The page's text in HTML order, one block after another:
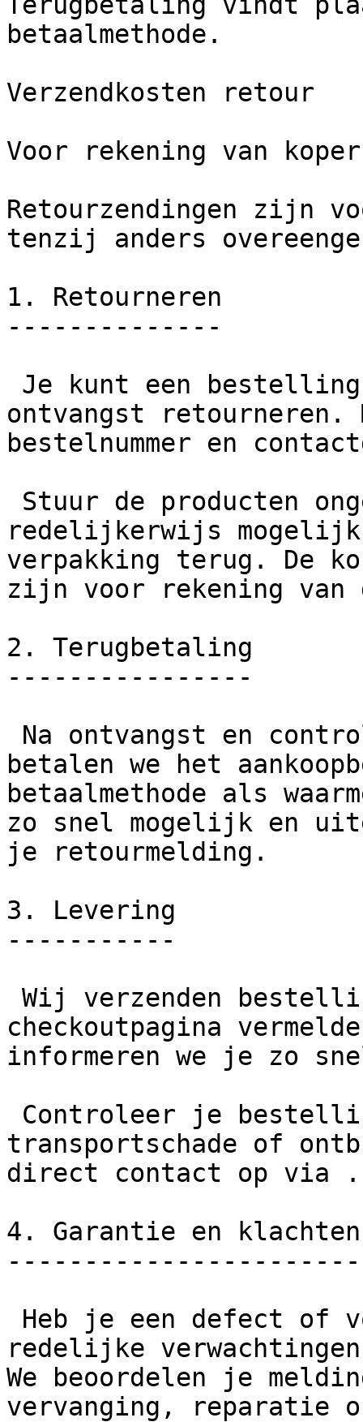
betaalmethode.
Verzendkosten retour
Voor rekening van koper
Retourzendingen zijn
tenzij anders
1. Retourneren
--------------
ontvangst
bestelnummer en
redelijkerwijs
verpakking terug. De
zijn voor rekening van
2. Terugbetaling
----------------
betalen we het
betaalmethode als
zo snel mogelijk en
je retourmelding.
3. Levering
-----------
checkoutpagina
informeren we je zo
transportschade of
direct contact op via .
4. Garantie en klachten
-----------------------
redelijke
We beoordelen je
vervanging, reparatie